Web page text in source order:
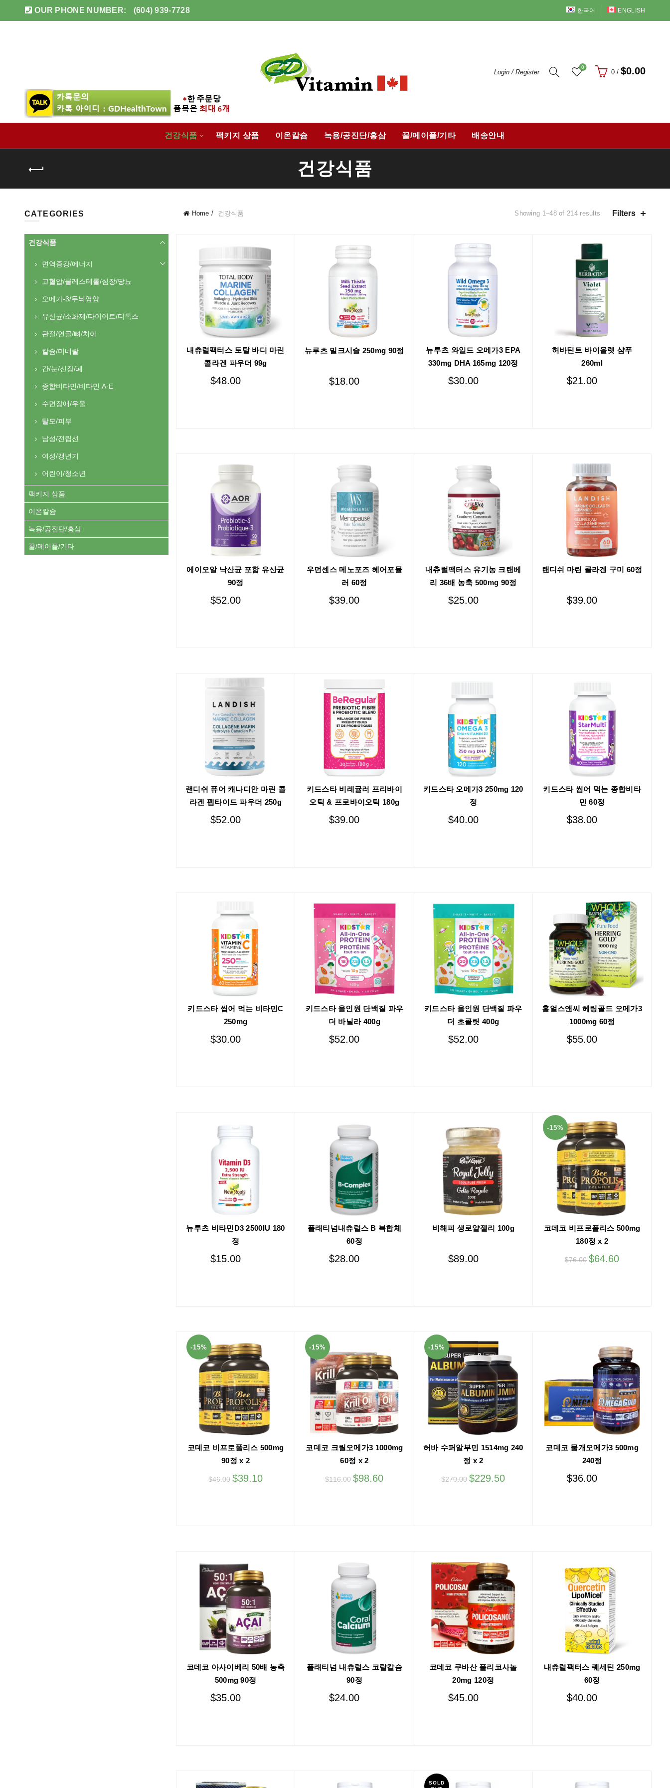
OUR PHONE NUMBER: (604) 939-7728 한국어 ENGLISH
Login / Register
0
0 / $0.00
건강식품 팩키지 상품 이온칼슘 녹용/공진단/홍삼 꿀/메이플/기타 배송안내
건강식품
Home 건강식품 Showing 1–48 of 214 results Filters
내츄럴팩터스 토탈 바디 마린
콜라겐 파우더 99g
$48.00
뉴루츠 밀크시슬 250mg 90정
$18.00
뉴루츠 와일드 오메가3 EPA
330mg DHA 165mg 120정
$30.00
허바틴트 바이올렛 샴푸
260ml
$21.00
에이오알 낙산균 포함 유산균
90정
$52.00
우먼센스 메노포즈 헤어포뮬
러 60정
$39.00
내츄럴팩터스 유기농 크랜베
리 36배 농축 500mg 90정
$25.00
랜디쉬 마린 콜라겐 구미 60정
$39.00
랜디쉬 퓨어 캐나디안 마린 콜
라겐 펩타이드 파우더 250g
$52.00
키드스타 비레귤러 프리바이
오틱 & 프로바이오틱 180g
$39.00
키드스타 오메가3 250mg 120
정
$40.00
키드스타 씹어 먹는 종합비타
민 60정
$38.00
키드스타 씹어 먹는 비타민C
250mg
$30.00
키드스타 올인원 단백질 파우
더 바닐라 400g
$52.00
키드스타 올인원 단백질 파우
더 초콜릿 400g
$52.00
홀얼스앤씨 헤링골드 오메가3
1000mg 60정
$55.00
뉴루츠 비타민D3 2500IU 180
정
$15.00
플래티넘내츄럴스 B 복합체
60정
$28.00
비해피 생로얄젤리 100g
$89.00
-15%
코데코 비프로폴리스 500mg
180정 x 2
$76.00 $64.60
-15%
코데코 비프로폴리스 500mg
90정 x 2
$46.00 $39.10
-15%
코데코 크릴오메가3 1000mg
60정 x 2
$116.00 $98.60
-15%
허바 수퍼알부민 1514mg 240
정 x 2
$270.00 $229.50
코데코 물개오메가3 500mg
240정
$36.00
코데코 아사이베리 50배 농축
500mg 90정
$35.00
플래티넘 내츄럴스 코랄칼슘
90정
$24.00
코데코 쿠바산 폴리코사놀
20mg 120정
$45.00
내츄럴팩터스 퀘세틴 250mg
60정
$40.00
SOLD
CATEGORIES
건강식품
면역증강/에너지
고혈압/콜레스테롤/심장/당뇨
오메가-3/두뇌영양
유산균/소화제/다이어트/디톡스
관절/연골/뼈/치아
칼슘/미네랄
간/눈/신장/폐
종합비타민/비타민 A-E
수면장애/우울
탈모/피부
남성/전립선
여성/갱년기
어린이/청소년
팩키지 상품
이온칼슘
녹용/공진단/홍삼
꿀/메이플/기타